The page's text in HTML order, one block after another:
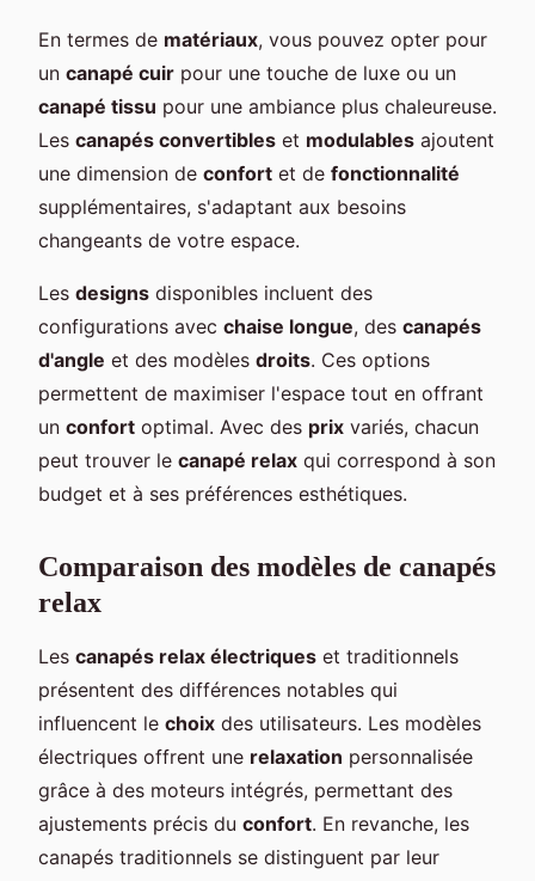
En termes de matériaux, vous pouvez opter pour
un canapé cuir pour une touche de luxe ou un
canapé tissu pour une ambiance plus chaleureuse.
Les canapés convertibles et modulables ajoutent
une dimension de confort et de fonctionnalité
supplémentaires, s'adaptant aux besoins
changeants de votre espace.
Les designs disponibles incluent des
configurations avec chaise longue, des canapés
d'angle et des modèles droits. Ces options
permettent de maximiser l'espace tout en offrant
un confort optimal. Avec des prix variés, chacun
peut trouver le canapé relax qui correspond à son
budget et à ses préférences esthétiques.
Comparaison des modèles de canapés
relax
Les canapés relax électriques et traditionnels
présentent des différences notables qui
influencent le choix des utilisateurs. Les modèles
électriques offrent une relaxation personnalisée
grâce à des moteurs intégrés, permettant des
ajustements précis du confort. En revanche, les
canapés traditionnels se distinguent par leur